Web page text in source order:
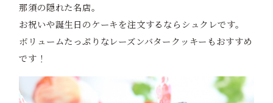
那須の隠れた名店。
お祝いや誕生日のケーキを注文するならシュクレです。
ボリュームたっぷりなレーズンバタークッキーもおすすめ
です！